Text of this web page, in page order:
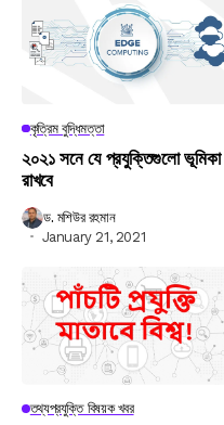
কৃত্রিম বুদ্ধিমত্তা
২০২১ সনে যে প্রযুক্তিগুলো ভূমিকা
রাখবে
ড. মশিউর রহমান
January 21, 2021
তথ্যপ্রযুক্তি বিষয়ক খবর